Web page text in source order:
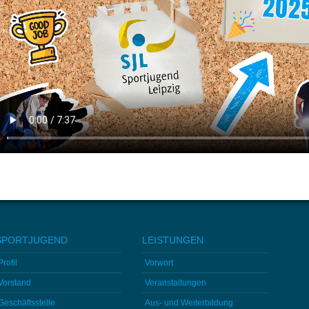
LEISTUNGEN
Vorwort
Veranstaltungen
Aus- und Weiterbildung